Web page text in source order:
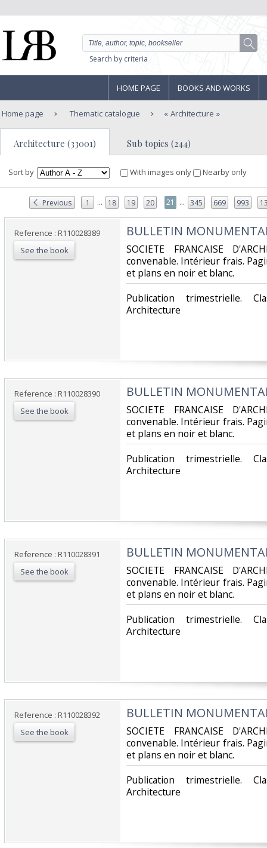
Search by criteria
HOME PAGE BOOKS AND WORKS
Home page Thematic catalogue Architecture
Architecture (33001) Sub topics (244)
Sort by With images only Nearby only
Previous 1 ... 18 19 20 21 ... 345 669 993
Reference : R110028389
See the book
‎BULLETIN
‎SOCIETE FRANCAISE
convenable. Intérieur frais.
et plans en noir et blanc.‎
‎Publication trimestrielle.
Architecture‎
Reference : R110028390
See the book
‎BULLETIN
‎SOCIETE FRANCAISE
convenable. Intérieur frais.
et plans en noir et blanc.‎
‎Publication trimestrielle.
Architecture‎
Reference : R110028391
See the book
‎BULLETIN
‎SOCIETE FRANCAISE
convenable. Intérieur frais.
et plans en noir et blanc.‎
‎Publication trimestrielle.
Architecture‎
Reference : R110028392
See the book
‎BULLETIN
‎SOCIETE FRANCAISE
convenable. Intérieur frais.
et plans en noir et blanc.‎
‎Publication trimestrielle.
Architecture‎